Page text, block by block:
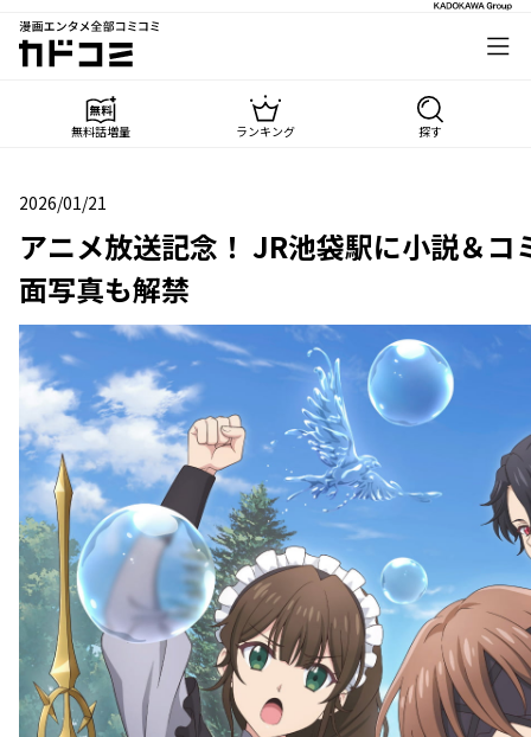
漫画エンタメ全部コミコミ
カドコミ
無料話増量 ランキング 探す
2026/01/21
2026年01月21日
アニメ放送記念！ JR池袋駅に小説＆
面写真も解禁